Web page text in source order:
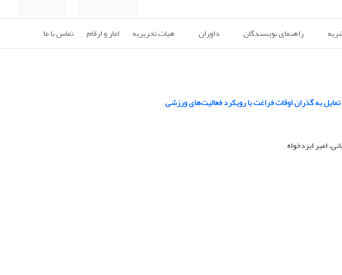
راهنمای نویسندگان داوران هیات تحریریه امار و ارقام تماس با ما
به گذران اوقات فراغت با رویکرد فعالیت‌های ورزشی
امیر ایزدخواه